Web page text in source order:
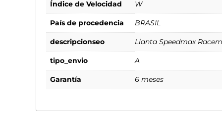
Índice de Velocidad W
País de procedencia BRASIL
descripcionseo Llanta Speedmax
tipo_envio A
Garantía 6 meses